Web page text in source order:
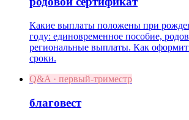
Какие выплаты положены при
году: единовременное пособие,
региональные выплаты. Как
сроки.
Q&A · первый-триместр
благовест